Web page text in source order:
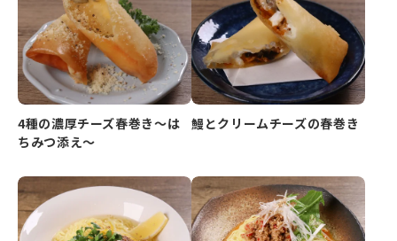
4種の濃厚チーズ春巻き～は
ちみつ添え～
鰻とクリームチーズの春巻き